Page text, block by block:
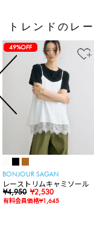
トレンドのレ
49%OFF
BONJOUR SAGAN
レーストリムキャミソール
¥4,950 ¥2,530
有料会員価格¥1,645